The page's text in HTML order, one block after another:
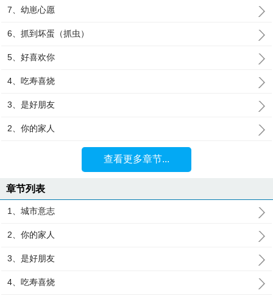
7、幼崽心愿
6、抓到坏蛋（抓虫）
5、好喜欢你
4、吃寿喜烧
3、是好朋友
2、你的家人
查看更多章节...
章节列表
1、城市意志
2、你的家人
3、是好朋友
4、吃寿喜烧